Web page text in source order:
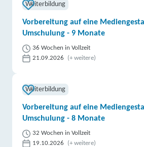
Weiterbildung
Vorbereitung auf eine
Umschulung - 9 Monate
36 Wochen in Vollzeit
21.09.2026
(+ weitere)
Weiterbildung
Vorbereitung auf eine
Umschulung - 8 Monate
32 Wochen in Vollzeit
19.10.2026
(+ weitere)